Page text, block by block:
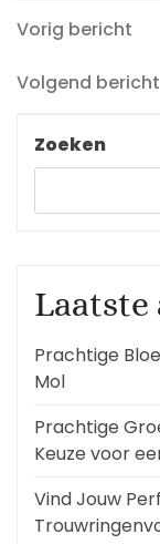
Vorig
Vorig bericht
Volgend
Volgend bericht
Zoeken
Prachtige
Mol
Prachtige
Keuze voor
Vind Jouw